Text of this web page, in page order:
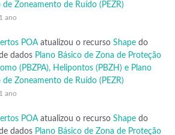
de Zoneamento de Ruído (PEZR)
ano
POAatualizou o recurso Shape do
dados Plano Básico de Zona de Proteção
(PBZPA), Helipontos (PBZH) e Plano
de Zoneamento de Ruído (PEZR)
ano
POAatualizou o recurso Shape do
dados Plano Básico de Zona de Proteção